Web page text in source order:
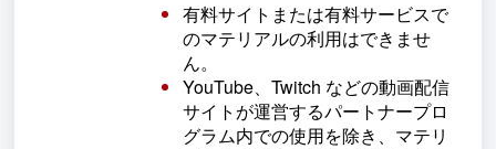
有料サイトまたは有料サービスで
のマテリアルの利用はできませ
ん。
YouTube、Twitch などの動画配信
サイトが運営するパートナープロ
グラム内での使用を除き、マテリ